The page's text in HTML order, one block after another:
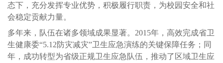
态下，充分发挥专业优势，积极履行职责，为校园安全和社
会稳定贡献力量。
多年来，队伍在诸多领域成果显著。2015年，高效完成省卫
生健康委“5.12防灾减灾”卫生应急演练的关键保障任务；同
年，成功转型为省级正规卫生应急队伍，推动了区域卫生应